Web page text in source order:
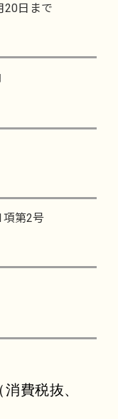
日まで
第2号
費税抜、